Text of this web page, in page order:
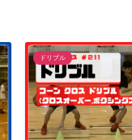
ドリブル